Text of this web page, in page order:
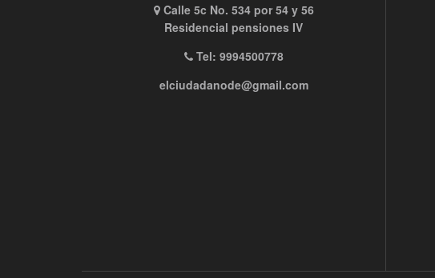
Calle 5c No. 534 por 54 y 56
Residencial pensiones IV
Tel: 9994500778
elciudadanode@gmail.com